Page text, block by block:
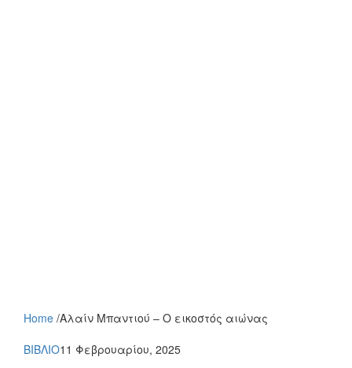
Home /Αλαίν Μπαντιού – Ο εικοστός αιώνας
ΒΙΒΛΙΟ11 Φεβρουαρίου, 2025